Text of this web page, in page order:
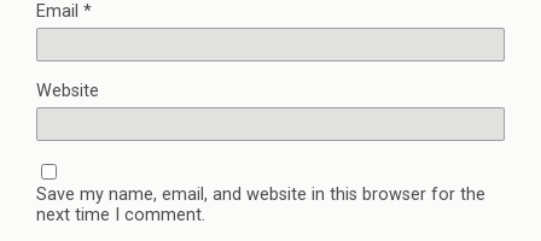
Email *
Website
Save my name, email, and website in this browser for the
next time I comment.